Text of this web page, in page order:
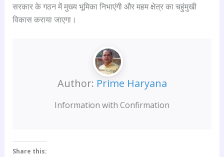
सरकार के गठन में मुख्य भूमिका निभाएंगी और महम क्षेत्र का चहुंमुखी
विकास कराया जाएगा।
Author: Prime Haryana
Information with Confirmation
Share this: